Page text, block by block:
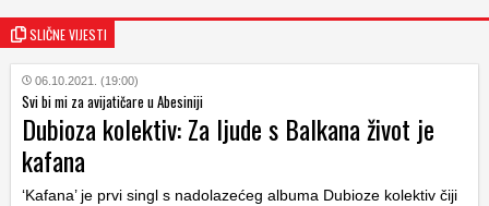
SLIČNE VIJESTI
06.10.2021. (19:00)
Svi bi mi za avijatičare u Abesiniji
Dubioza kolektiv: Za ljude s Balkana život je
kafana
‘Kafana’ je prvi singl s nadolazećeg albuma Dubioze kolektiv čiji